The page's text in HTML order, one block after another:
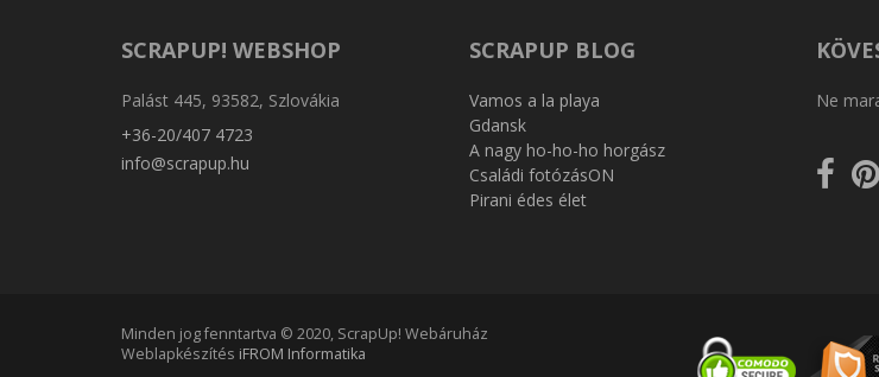
SCRAPUP! WEBSHOP
Palást 445, 93582, Szlovákia
+36-20/407 4723
info@scrapup.hu
SCRAPUP BLOG
Vamos a la playa
Gdansk
A nagy ho-ho-ho horgász
Családi fotózásON
Pirani édes élet
Ne
Kövess
Minden jog fenntartva © 2020, ScrapUp! Webáruház
Weblapkészítés iFROM Informatika